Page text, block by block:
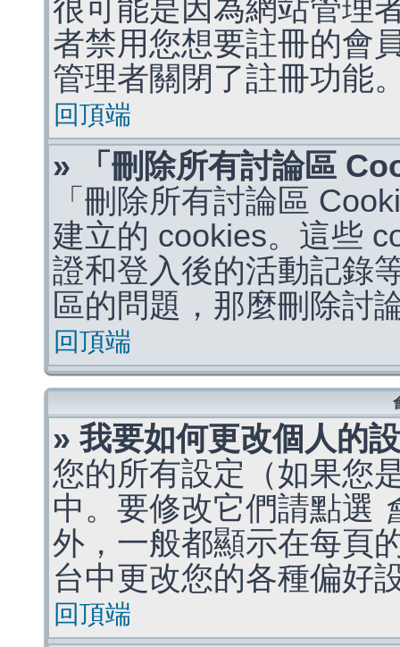
很可能是因為網站管理
者禁用您想要註冊的會
管理者關閉了註冊功能
回頂端
» 「刪除所有討論區
「刪除所有討論區
建立的 cookies。這些
證和登入後的活動記錄
區的問題，那麼刪除討
回頂端
» 我要如何更改個人的
您的所有設定（如果您
中。要修改它們請點選
外，一般都顯示在每頁
台中更改您的各種偏好
回頂端